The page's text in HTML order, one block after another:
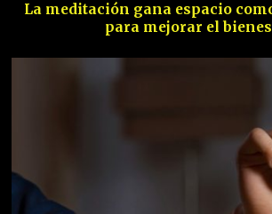
La meditación gana espacio
para mejorar el